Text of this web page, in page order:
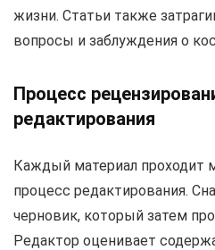
жизни. Статьи также
вопросы и заблуждения о
Процесс
редактирования
Каждый материал проходит
процесс редактирования.
черновик, который затем
Редактор оценивает